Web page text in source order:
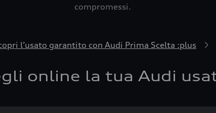
compromessi.
l’usato garantito con Audi Prima Scelta :plus
online la tua Audi